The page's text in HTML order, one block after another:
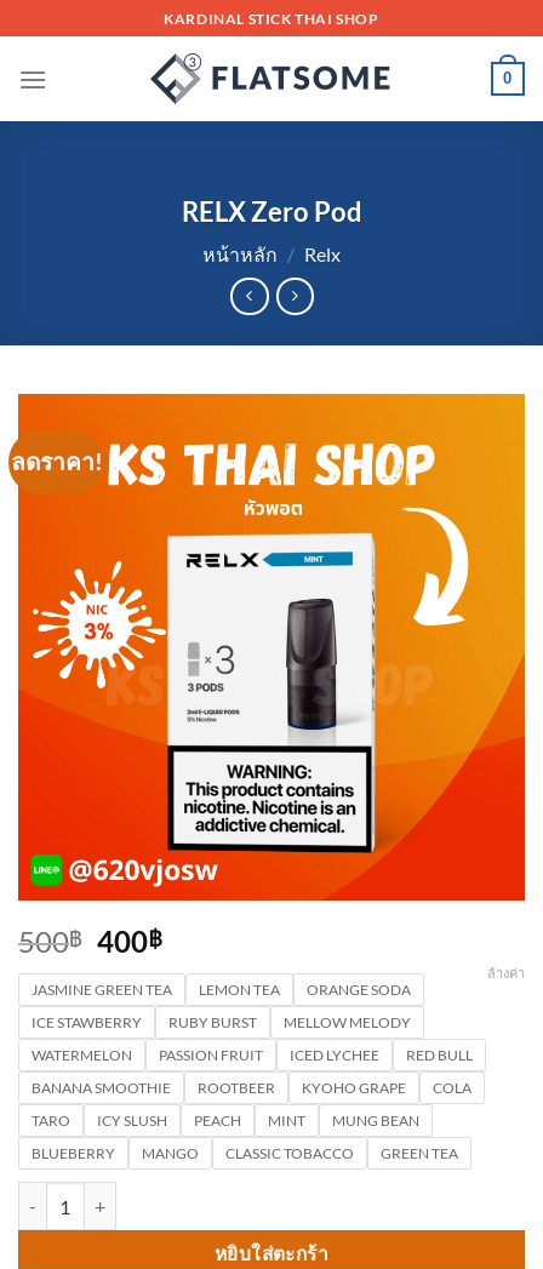
to
content
KARDINAL STICK THAI SHOP
0
RELX Zero Pod
หน้าหลัก / Relx
ลดราคา!
500฿ Original
price
was:
500฿.
400฿Current
price
is:
400฿.
JASMINE GREEN TEA LEMON TEA
ORANGE SODA
ICE STAWBERRY
RUBY BURST
MELLOW MELODY
WATERMELON
PASSION FRUIT ICED LYCHEE
RED BULL
BANANA SMOOTHIE
ROOTBEER KYOHO GRAPE
COLA
TARO
ICY SLUSH PEACH MINT
MUNG BEAN
BLUEBERRY
MANGO CLASSIC TOBACCO GREEN TEA
ล้างค่า
หยิบใส่ตะกร้า